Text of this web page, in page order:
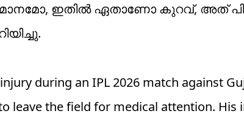
ഇതിൽ ഏതാണോ കുറവ്, അത്
during an IPL 2026 match against
leave the field for medical attention. His